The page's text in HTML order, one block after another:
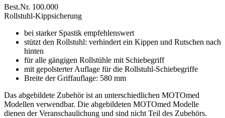
Best.Nr. 100.000
Rollstuhl-Kippsicherung
bei starker Spastik empfehlenswert
stützt den Rollstuhl: verhindert ein Kippen und Rutschen nach
hinten
für alle gängigen Rollstühle mit Schiebegriff
mit gepolsterter Auflage für die Rollstuhl-Schiebegriffe
Breite der Griffauflage: 580 mm
Das abgebildete Zubehör ist an unterschiedlichen MOTOmed
Modellen verwendbar. Die abgebildeten MOTOmed Modelle
dienen der Veranschaulichung und sind nicht Teil des Zubehörs.